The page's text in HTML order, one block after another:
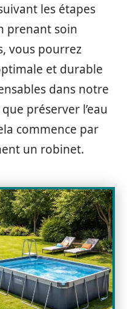
les étapes
prenant soin
vous pourrez
et durable
dans notre
préserver l’eau
commence par
un robinet.